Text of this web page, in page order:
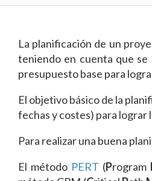
La planificación de un
teniendo en cuenta que se
presupuesto base para
El objetivo básico de la
fechas y costes) para lograr
Para realizar una buena
El método PERT (Program